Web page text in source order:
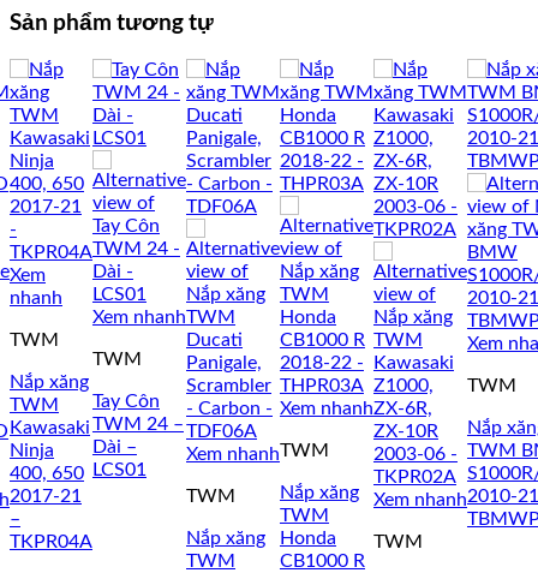
Sản phẩm tương tự
Xem
nhanh
TWM
Nắp xăng
TWM
Kawasaki
Ninja
400, 650
2017-21
–
TKPR04A
Xem nhanh
TWM
Tay Côn
TWM 24 –
Dài –
LCS01
Xem nhanh
TWM
Nắp xăng
TWM
Xem nhanh
TWM
Nắp xăng
TWM
Honda
CB1000 R
Xem nhanh
TWM
Xem
TWM
Nắp
TWM
2010-